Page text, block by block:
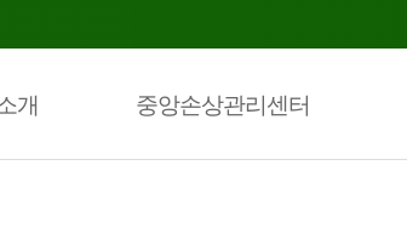
개 중앙손상관리센터